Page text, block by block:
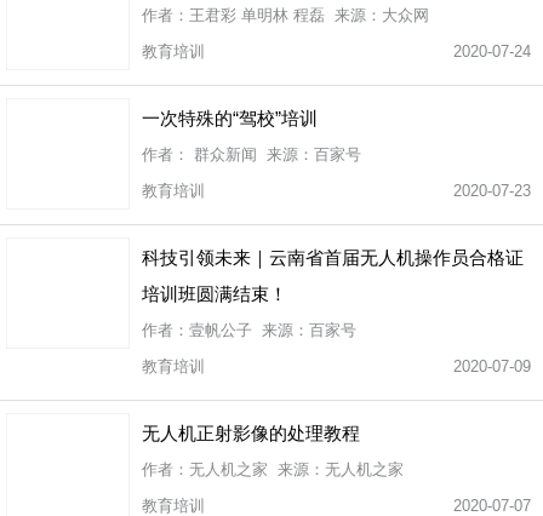
作者：王君彩 单明林 程磊 来源：大众网
教育培训
2020-07-24
一次特殊的“驾校”培训
作者： 群众新闻 来源：百家号
教育培训
2020-07-23
科技引领未来｜云南省首届无人机操作员合格证
培训班圆满结束！
作者：壹帆公子 来源：百家号
教育培训
2020-07-09
无人机正射影像的处理教程
作者：无人机之家 来源：无人机之家
教育培训
2020-07-07